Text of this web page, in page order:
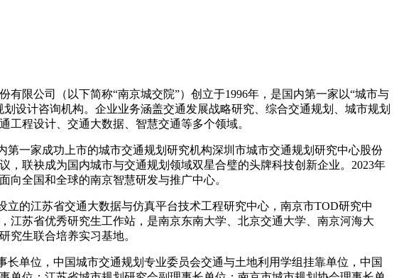
限公司（以下简称“南京城交院”）创立于1996年，是国内第一家以“城市与
设计咨询机构。企业业务涵盖交通发展战略研究、综合交通规划、城市规划
工程设计、交通大数据、智慧交通等多个领域。
第一家成功上市的城市交通规划研究机构深圳市城市交通规划研究中心股份
，联袂成为国内城市与交通规划领域双星合璧的头牌科技创新企业。2023年
向全国和全球的南京智慧研发与推广中心。
的江苏省交通大数据与仿真平台技术工程研究中心，南京市TOD研究中
江苏省优秀研究生工作站，是南京东南大学、北京交通大学、南京河海大
究生联合培养实习基地。
单位，中国城市交通规划专业委员会交通与土地利用学组挂靠单位，中国